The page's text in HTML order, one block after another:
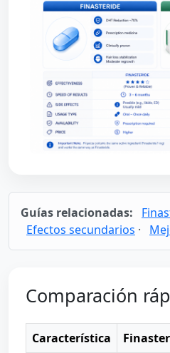
Guías relacionadas:
Efectos secundarios ·
Comparación
Característica